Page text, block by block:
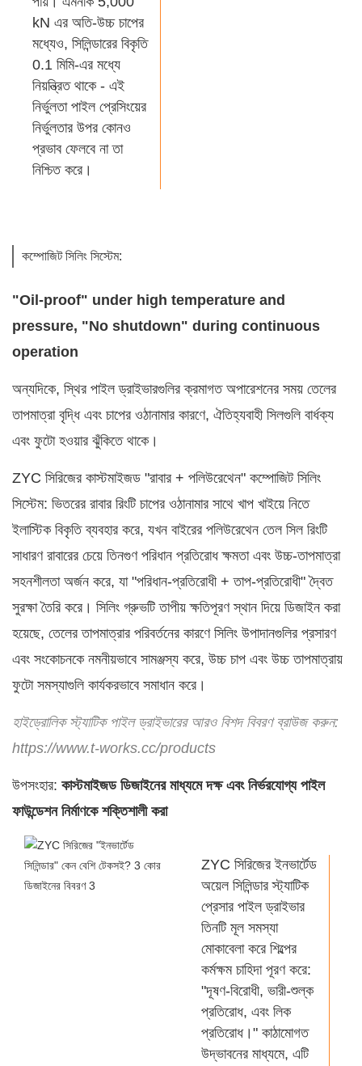
kN এর অতি-উচ্চ চাপের
মধ্যেও, সিলিন্ডারের বিকৃতি
0.1 মিমি-এর মধ্যে
নিয়ন্ত্রিত থাকে - এই
নির্ভুলতা পাইল প্রেসিংয়ের
নির্ভুলতার উপর কোনও
প্রভাব ফেলবে না তা
নিশ্চিত করে।
কম্পোজিট সিলিং সিস্টেম:
"Oil-proof" under high temperature and
pressure, "No shutdown" during continuous
operation
অন্যদিকে, স্থির পাইল ড্রাইভারগুলির ক্রমাগত অপারেশনের সময় তেলের
তাপমাত্রা বৃদ্ধি এবং চাপের ওঠানামার কারণে, ঐতিহ্যবাহী সিলগুলি বার্ধক্য
এবং ফুটো হওয়ার ঝুঁকিতে থাকে।
ZYC সিরিজের কাস্টমাইজড "রাবার + পলিউরেথেন" কম্পোজিট সিলিং
সিস্টেম: ভিতরের রাবার রিংটি চাপের ওঠানামার সাথে খাপ খাইয়ে নিতে
ইলাস্টিক বিকৃতি ব্যবহার করে, যখন বাইরের পলিউরেথেন তেল সিল রিংটি
সাধারণ রাবারের চেয়ে তিনগুণ পরিধান প্রতিরোধ ক্ষমতা এবং উচ্চ-তাপমাত্রা
সহনশীলতা অর্জন করে, যা "পরিধান-প্রতিরোধী + তাপ-প্রতিরোধী" দ্বৈত
সুরক্ষা তৈরি করে। সিলিং গ্রুভটি তাপীয় ক্ষতিপূরণ স্থান দিয়ে ডিজাইন করা
হয়েছে, তেলের তাপমাত্রার পরিবর্তনের কারণে সিলিং উপাদানগুলির প্রসারণ
এবং সংকোচনকে নমনীয়ভাবে সামঞ্জস্য করে, উচ্চ চাপ এবং উচ্চ তাপমাত্রায়
ফুটো সমস্যাগুলি কার্যকরভাবে সমাধান করে।
হাইড্রোলিক স্ট্যাটিক পাইল ড্রাইভারের আরও বিশদ বিবরণ ব্রাউজ করুন:
https://www.t-works.cc/products
উপসংহার: কাস্টমাইজড ডিজাইনের মাধ্যমে দক্ষ এবং নির্ভরযোগ্য পাইল
ফাউন্ডেশন নির্মাণকে শক্তিশালী করা
ZYC সিরিজের ইনভার্টেড
অয়েল সিলিন্ডার স্ট্যাটিক
প্রেসার পাইল ড্রাইভার
তিনটি মূল সমস্যা
মোকাবেলা করে শিল্পের
কর্মক্ষম চাহিদা পূরণ করে:
"দূষণ-বিরোধী, ভারী-শুল্ক
প্রতিরোধ, এবং লিক
প্রতিরোধ।" কাঠামোগত
উদ্ভাবনের মাধ্যমে, এটি